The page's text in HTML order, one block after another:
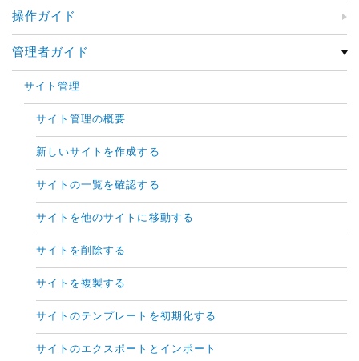
操作ガイド
管理者ガイド
サイト管理
サイト管理の概要
新しいサイトを作成する
サイトの一覧を確認する
サイトを他のサイトに移動する
サイトを削除する
サイトを複製する
サイトのテンプレートを初期化する
サイトのエクスポートとインポート